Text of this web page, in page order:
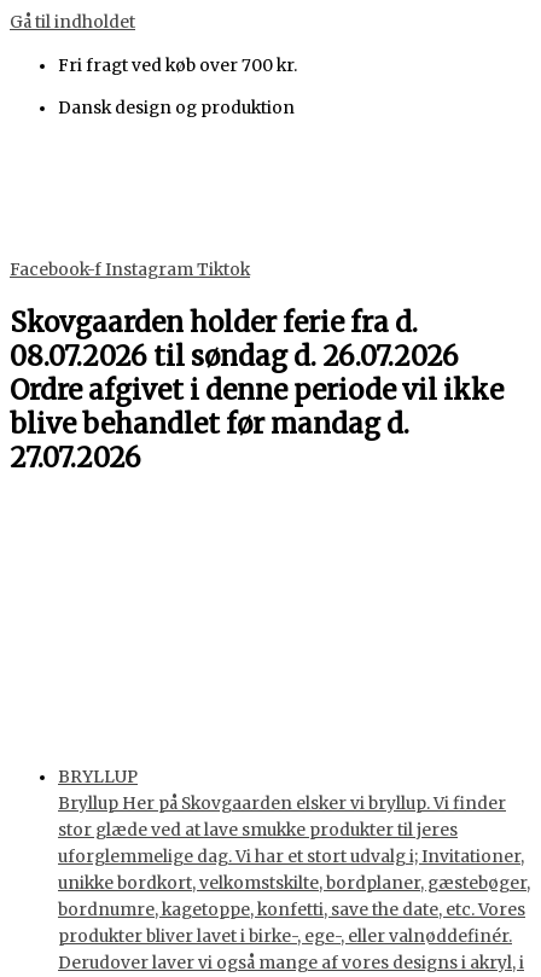
Gå til indholdet
Fri fragt ved køb over 700 kr.
Dansk design og produktion
Facebook-fInstagramTiktok
Skovgaarden holder ferie fra d.
08.07.2026 til søndag d. 26.07.2026
Ordre afgivet i denne periode vil ikke
blive behandlet før mandag d.
27.07.2026
BRYLLUP
Bryllup Her på Skovgaarden elsker vi bryllup. Vi finder
stor glæde ved at lave smukke produkter til jeres
uforglemmelige dag. Vi har et stort udvalg i; Invitationer,
unikke bordkort, velkomstskilte, bordplaner, gæstebøger,
bordnumre, kagetoppe, konfetti, save the date, etc. Vores
produkter bliver lavet i birke-, ege-, eller valnøddefinér.
Derudover laver vi også mange af vores designs i akryl, i